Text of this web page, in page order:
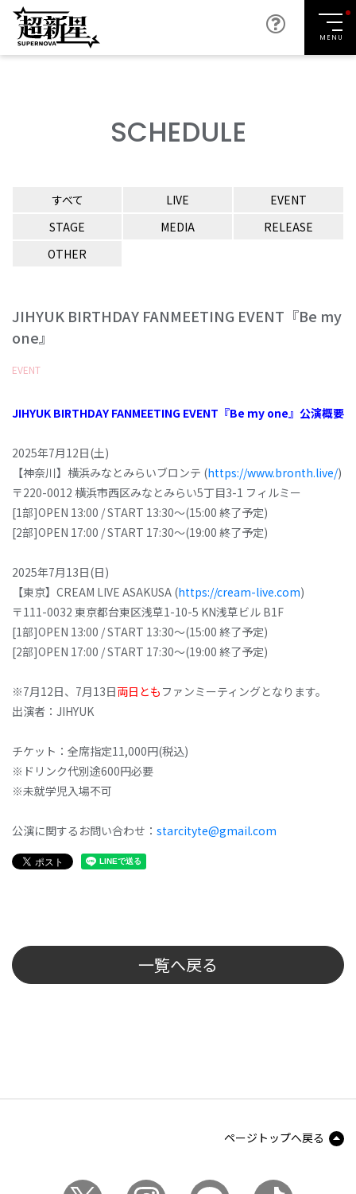
MENU
SCHEDULE
すべて LIVE
EVENT
STAGE
MEDIA
RELEASE
OTHER
JIHYUK BIRTHDAY FANMEETING EVENT『Be my
one』
EVENT
JIHYUK BIRTHDAY FANMEETING EVENT『Be my one』公演概要
2025年7月12日(土)
【神奈川】横浜みなとみらいブロンテ (https://www.bronth.live/)
〒220-0012 横浜市西区みなとみらい5丁目3-1 フィルミー
[1部]OPEN 13:00 / START 13:30～(15:00 終了予定)
[2部]OPEN 17:00 / START 17:30～(19:00 終了予定)
2025年7月13日(日)
【東京】CREAM LIVE ASAKUSA (https://cream-live.com)
〒111-0032 東京都台東区浅草1-10-5 KN浅草ビル B1F
[1部]OPEN 13:00 / START 13:30～(15:00 終了予定)
[2部]OPEN 17:00 / START 17:30～(19:00 終了予定)
※7月12日、7月13日両日とも ファンミーティングとなります。
出演者：JIHYUK
チケット：全席指定11,000円(税込)
※ドリンク代別途600円必要
※未就学児入場不可
公演に関するお問い合わせ： starcityte@gmail.com
一覧へ戻る
ページトップへ戻る